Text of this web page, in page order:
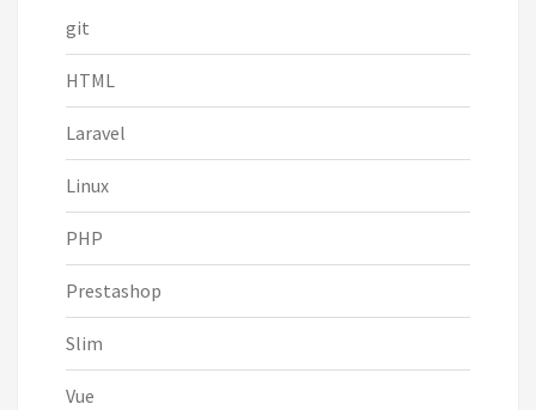
git
HTML
Laravel
Linux
PHP
Prestashop
Slim
Vue